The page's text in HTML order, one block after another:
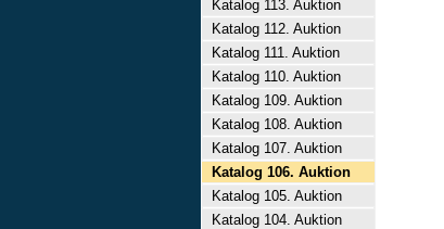
Katalog 113. Auktion
Katalog 112. Auktion
Katalog 111. Auktion
Katalog 110. Auktion
Katalog 109. Auktion
Katalog 108. Auktion
Katalog 107. Auktion
Katalog 106. Auktion
Katalog 105. Auktion
Katalog 104. Auktion